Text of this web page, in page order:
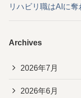
リハビリ職はAIに
Archives
2026年7月
2026年6月